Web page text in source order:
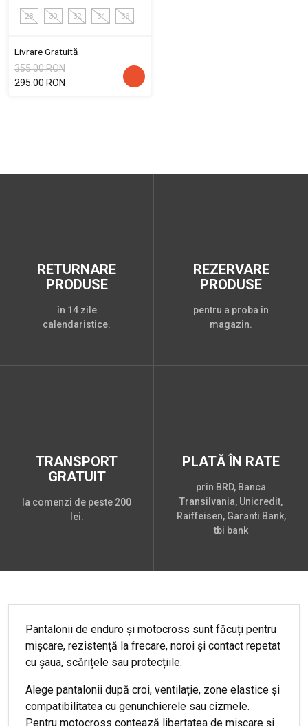
28 30 32 34 36
Livrare Gratuită
355.00 RON
295.00 RON
RETURNARE
PRODUSE
în 14 zile
calendaristice.
REZERVARE
PRODUSE
pentru a proba în
magazin.
TRANSPORT
GRATUIT
la comenzi de peste 200
lei.
PLATĂ ÎN RATE
prin BRD, Banca
Transilvania, Unicredit,
Raiffeisen, Garanti Bank,
tbi bank
Pantalonii de enduro și motocross sunt făcuți pentru
mișcare, rezistență la frecare, noroi și contact repetat
cu șaua, scărițele sau protecțiile.
Alege pantalonii după croi, ventilație, zone elastice și
compatibilitatea cu genunchierele sau cizmele.
Pentru motocross contează libertatea de mișcare și